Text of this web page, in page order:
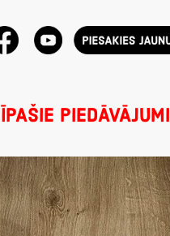
ĪPAŠIE PIEDĀVĀJUMI